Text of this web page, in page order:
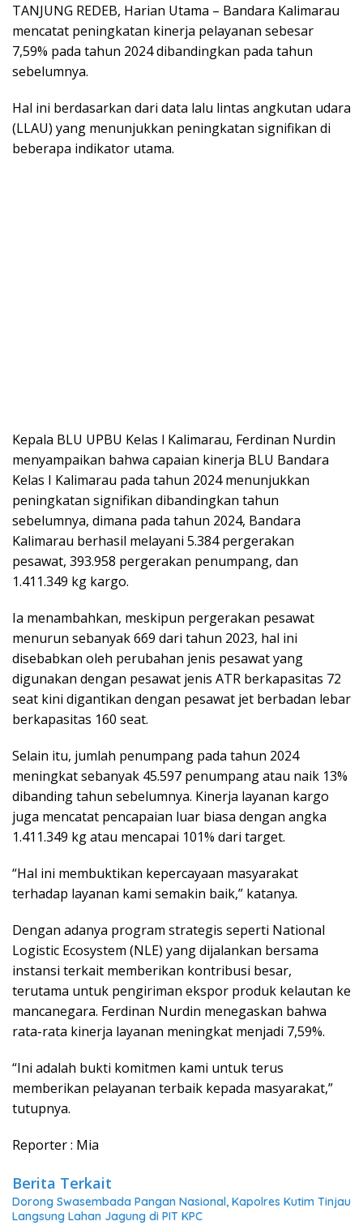
TANJUNG REDEB, Harian Utama – Bandara Kalimarau
mencatat peningkatan kinerja pelayanan sebesar
7,59% pada tahun 2024 dibandingkan pada tahun
sebelumnya.
Hal ini berdasarkan dari data lalu lintas angkutan udara
(LLAU) yang menunjukkan peningkatan signifikan di
beberapa indikator utama.
Kepala BLU UPBU Kelas l Kalimarau, Ferdinan Nurdin
menyampaikan bahwa capaian kinerja BLU Bandara
Kelas I Kalimarau pada tahun 2024 menunjukkan
peningkatan signifikan dibandingkan tahun
sebelumnya, dimana pada tahun 2024, Bandara
Kalimarau berhasil melayani 5.384 pergerakan
pesawat, 393.958 pergerakan penumpang, dan
1.411.349 kg kargo.
Ia menambahkan, meskipun pergerakan pesawat
menurun sebanyak 669 dari tahun 2023, hal ini
disebabkan oleh perubahan jenis pesawat yang
digunakan dengan pesawat jenis ATR berkapasitas 72
seat kini digantikan dengan pesawat jet berbadan lebar
berkapasitas 160 seat.
Selain itu, jumlah penumpang pada tahun 2024
meningkat sebanyak 45.597 penumpang atau naik 13%
dibanding tahun sebelumnya. Kinerja layanan kargo
juga mencatat pencapaian luar biasa dengan angka
1.411.349 kg atau mencapai 101% dari target.
“Hal ini membuktikan kepercayaan masyarakat
terhadap layanan kami semakin baik,” katanya.
Dengan adanya program strategis seperti National
Logistic Ecosystem (NLE) yang dijalankan bersama
instansi terkait memberikan kontribusi besar,
terutama untuk pengiriman ekspor produk kelautan ke
mancanegara. Ferdinan Nurdin menegaskan bahwa
rata-rata kinerja layanan meningkat menjadi 7,59%.
“Ini adalah bukti komitmen kami untuk terus
memberikan pelayanan terbaik kepada masyarakat,”
tutupnya.
Reporter : Mia
Berita Terkait
Dorong Swasembada Pangan Nasional, Kapolres Kutim Tinjau
Langsung Lahan Jagung di PIT KPC